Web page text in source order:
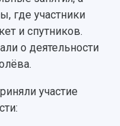
двигателей
кампус
где участники
и спутников.
о деятельности
участие